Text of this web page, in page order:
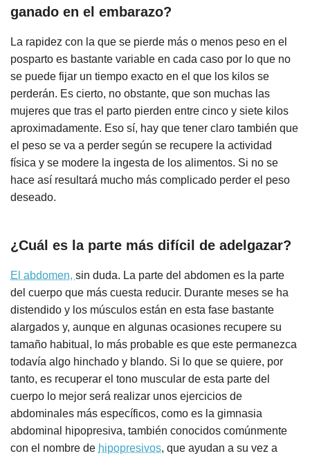
ganado en el embarazo?
La rapidez con la que se pierde más o menos peso en el
posparto es bastante variable en cada caso por lo que no
se puede fijar un tiempo exacto en el que los kilos se
perderán. Es cierto, no obstante, que son muchas las
mujeres que tras el parto pierden entre cinco y siete kilos
aproximadamente. Eso sí, hay que tener claro también que
el peso se va a perder según se recupere la actividad
física y se modere la ingesta de los alimentos. Si no se
hace así resultará mucho más complicado perder el peso
deseado.
¿Cuál es la parte más difícil de adelgazar?
El abdomen, sin duda. La parte del abdomen es la parte
del cuerpo que más cuesta reducir. Durante meses se ha
distendido y los músculos están en esta fase bastante
alargados y, aunque en algunas ocasiones recupere su
tamaño habitual, lo más probable es que este permanezca
todavía algo hinchado y blando. Si lo que se quiere, por
tanto, es recuperar el tono muscular de esta parte del
cuerpo lo mejor será realizar unos ejercicios de
abdominales más específicos, como es la gimnasia
abdominal hipopresiva, también conocidos comúnmente
con el nombre de hipopresivos, que ayudan a su vez a